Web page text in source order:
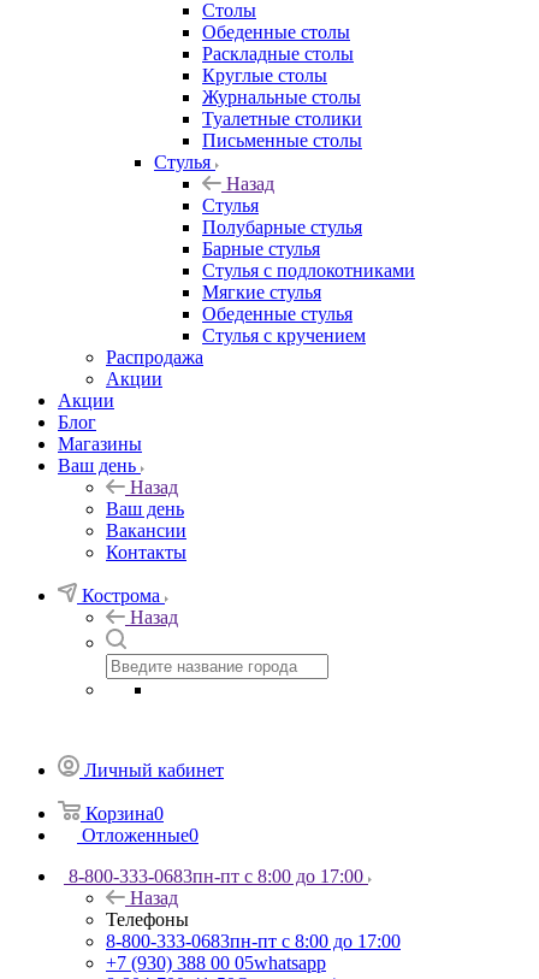
Столы
Обеденные столы
Раскладные столы
Круглые столы
Журнальные столы
Туалетные столики
Письменные столы
Стулья
Назад
Стулья
Полубарные стулья
Барные стулья
Стулья с подлокотниками
Мягкие стулья
Обеденные стулья
Стулья с кручением
Распродажа
Акции
Акции
Блог
Магазины
Ваш день
Назад
Ваш день
Вакансии
Контакты
Кострома
Назад
Личный кабинет
Корзина0
Отложенные0
8-800-333-0683пн-пт с 8:00 до 17:00
Назад
Телефоны
8-800-333-0683пн-пт с 8:00 до 17:00
+7 (930) 388 00 05whatsapp